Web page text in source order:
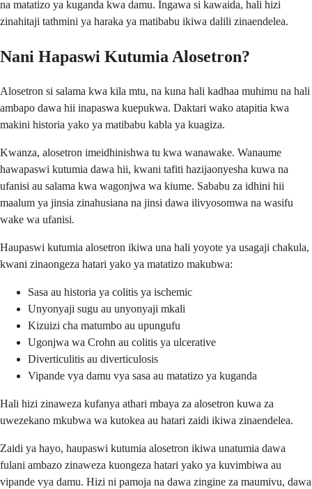
na matatizo ya kuganda kwa damu. Ingawa si kawaida, hali hizi
zinahitaji tathmini ya haraka ya matibabu ikiwa dalili zinaendelea.
Nani Hapaswi Kutumia Alosetron?
Alosetron si salama kwa kila mtu, na kuna hali kadhaa muhimu na hali
ambapo dawa hii inapaswa kuepukwa. Daktari wako atapitia kwa
makini historia yako ya matibabu kabla ya kuagiza.
Kwanza, alosetron imeidhinishwa tu kwa wanawake. Wanaume
hawapaswi kutumia dawa hii, kwani tafiti hazijaonyesha kuwa na
ufanisi au salama kwa wagonjwa wa kiume. Sababu za idhini hii
maalum ya jinsia zinahusiana na jinsi dawa ilivyosomwa na wasifu
wake wa ufanisi.
Haupaswi kutumia alosetron ikiwa una hali yoyote ya usagaji chakula,
kwani zinaongeza hatari yako ya matatizo makubwa:
Sasa au historia ya colitis ya ischemic
Unyonyaji sugu au unyonyaji mkali
Kizuizi cha matumbo au upungufu
Ugonjwa wa Crohn au colitis ya ulcerative
Diverticulitis au diverticulosis
Vipande vya damu vya sasa au matatizo ya kuganda
Hali hizi zinaweza kufanya athari mbaya za alosetron kuwa za
uwezekano mkubwa wa kutokea au hatari zaidi ikiwa zinaendelea.
Zaidi ya hayo, haupaswi kutumia alosetron ikiwa unatumia dawa
fulani ambazo zinaweza kuongeza hatari yako ya kuvimbiwa au
vipande vya damu. Hizi ni pamoja na dawa zingine za maumivu, dawa